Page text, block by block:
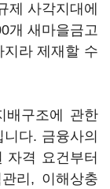
제 사각지대에
개 새마을금고
라 제재할 수
배구조에 관한
다. 금융사의
자격 요건부터
리, 이해상충